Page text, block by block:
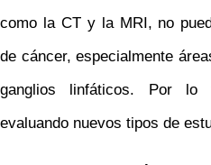
como la CT y la MRI, no
de cáncer, especialmente
ganglios linfáticos. Por lo
evaluando nuevos tipos de